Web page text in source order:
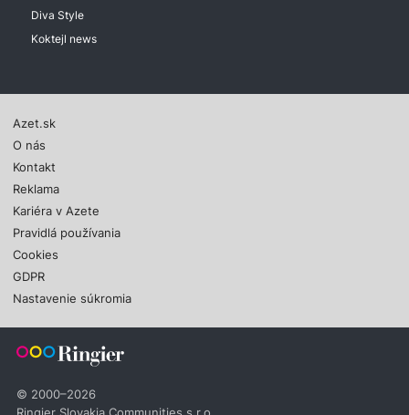
Diva Style
Koktejl news
Azet.sk
O nás
Kontakt
Reklama
Kariéra v Azete
Pravidlá používania
Cookies
GDPR
Nastavenie súkromia
© 2000–2026